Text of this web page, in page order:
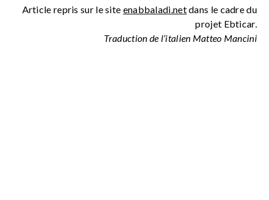
Article repris sur le site enabbaladi.netdans le cadre du
projet Ebticar.
Traduction de l’italien Matteo Mancini